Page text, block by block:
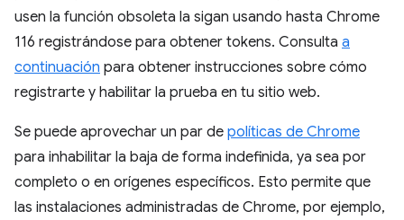
usen la función obsoleta la sigan usando hasta Chrome
116 registrándose para obtener tokens. Consulta a
continuación para obtener instrucciones sobre cómo
registrarte y habilitar la prueba en tu sitio web.
Se puede aprovechar un par de políticas de Chrome
para inhabilitar la baja de forma indefinida, ya sea por
completo o en orígenes específicos. Esto permite que
las instalaciones administradas de Chrome, por ejemplo,